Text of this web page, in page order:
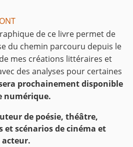
de ce livre permet de
du chemin parcouru depuis le
mes créations littéraires et
des analyses pour certaines
prochainement disponible
numérique.
de poésie, théâtre,
et scénarios de cinéma et